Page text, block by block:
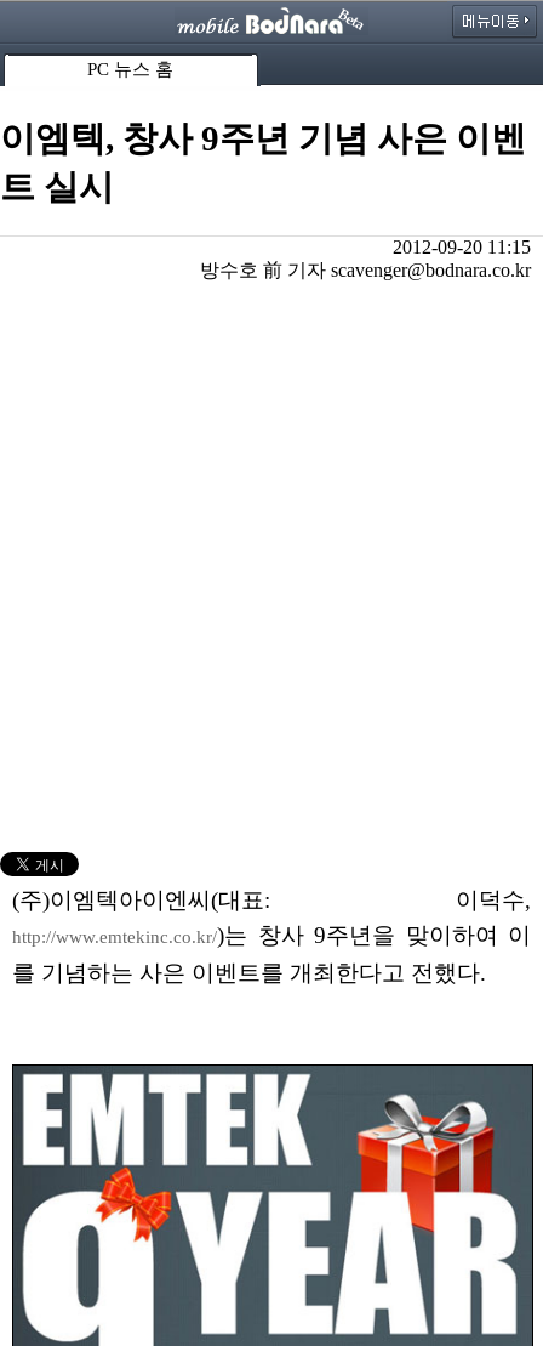
PC 뉴스 홈
이엠텍, 창사 9주년 기념 사은 이벤
트 실시
2012-09-20 11:15
방수호 前 기자 scavenger@bodnara.co.kr
(주)이엠텍아이엔씨(대표: 이덕수,
http://www.emtekinc.co.kr/)는 창사 9주년을 맞이하여 이
를 기념하는 사은 이벤트를 개최한다고 전했다.